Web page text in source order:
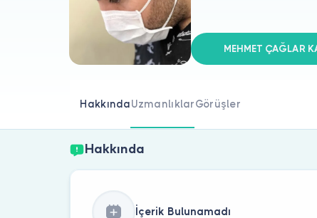
MEHMET ÇAĞLAR
HakkındaUzmanlıklarGörüşler
Hakkında
İçerik Bulunamadı